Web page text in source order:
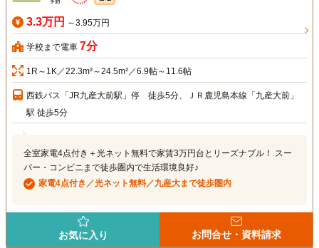
3.3万円 ～3.95万円
学校まで電車 7分
1R～1K／22.3m²～24.5m²／6.9帖～11.6帖
西鉄バス「JR九産大前駅」停 徒歩5分、ＪＲ鹿児島本線「九産大前」
駅 徒歩5分
全室家電4点付き＋光ネット無料で家賃3万円台とリーズナブル！ スー
パー・コンビニまで徒歩圏内で生活環境良好♪
家電4点付き／光ネット無料／九産大まで徒歩圏内
お気に入り お問合せ・資料請求